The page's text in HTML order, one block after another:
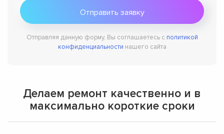
Отправляя данную форму, Вы соглашаетесь с политикой
конфиденциальности нашего сайта
Делаем ремонт качественно и в
максимально короткие сроки